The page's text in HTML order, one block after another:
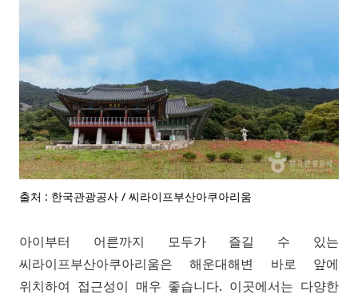
출처 : 한국관광공사 / 씨라이프부산아쿠아리움
아이부터 어른까지 모두가 즐길 수 있는
씨라이프부산아쿠아리움은 해운대해변 바로 앞에
위치하여 접근성이 매우 좋습니다. 이곳에서는 다양한